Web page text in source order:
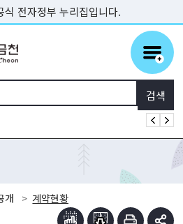
문 바로가기
식 전자정부 누리집입니다.
개 계약현황